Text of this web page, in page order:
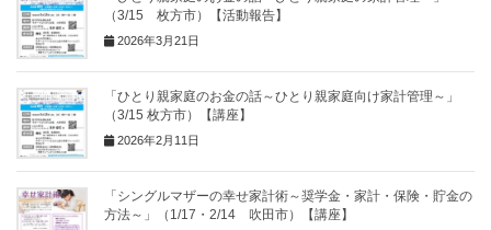
（3/15 枚方市）【活動報告】
2026年3月21日
「ひとり親家庭のお金の話～ひとり親家庭向け家計管理～」
（3/15 枚方市）【講座】
2026年2月11日
「シングルマザーの幸せ家計術～奨学金・家計・保険・貯金の
方法～」（1/17・2/14 吹田市）【講座】